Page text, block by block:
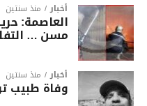
أخبار منذ سنتين
العاصمة:
مسن …
أخبار منذ سنتين
وفاة طبيب